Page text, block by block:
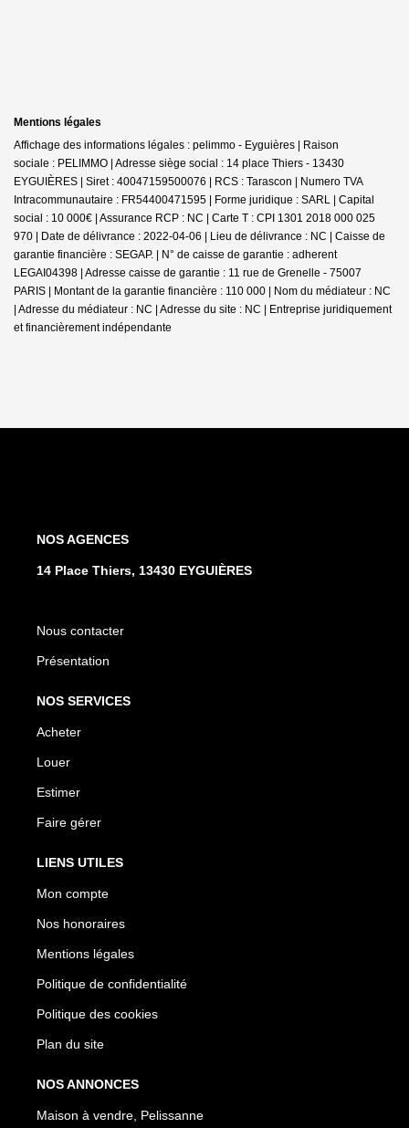
Mentions légales
Affichage des informations légales : pelimmo - Eyguières | Raison
sociale : PELIMMO | Adresse siège social : 14 place Thiers - 13430
EYGUIÈRES | Siret : 40047159500076 | RCS : Tarascon | Numero TVA
Intracommunautaire : FR54400471595 | Forme juridique : SARL | Capital
social : 10 000€ | Assurance RCP : NC | Carte T : CPI 1301 2018 000 025
970 | Date de délivrance : 2022-04-06 | Lieu de délivrance : NC | Caisse de
garantie financière : SEGAP. | N° de caisse de garantie : adherent
LEGAI04398 | Adresse caisse de garantie : 11 rue de Grenelle - 75007
PARIS | Montant de la garantie financière : 110 000 | Nom du médiateur : NC
| Adresse du médiateur : NC | Adresse du site : NC | Entreprise juridiquement
et financièrement indépendante
NOS AGENCES
14 Place Thiers, 13430 EYGUIÈRES
Nous contacter
Présentation
NOS SERVICES
Acheter
Louer
Estimer
Faire gérer
LIENS UTILES
Mon compte
Nos honoraires
Mentions légales
Politique de confidentialité
Politique des cookies
Plan du site
NOS ANNONCES
Maison à vendre, Pelissanne